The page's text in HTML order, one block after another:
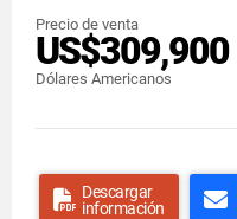
Precio de venta
US$309,900
Dólares Americanos
Descargar
información